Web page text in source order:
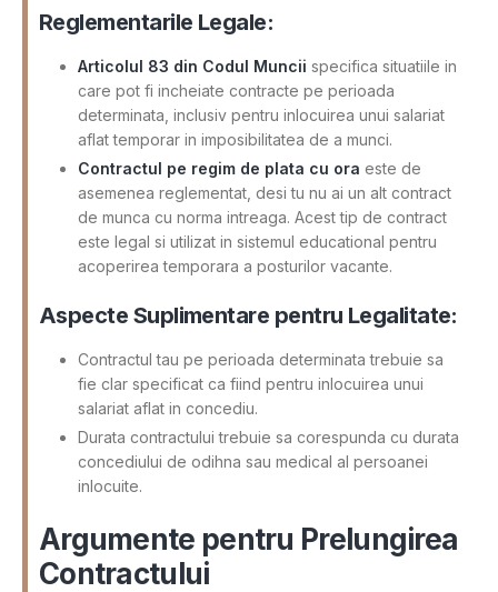
Reglementarile Legale:
Articolul 83 din Codul Muncii specifica situatiile in
care pot fi incheiate contracte pe perioada
determinata, inclusiv pentru inlocuirea unui salariat
aflat temporar in imposibilitatea de a munci.
Contractul pe regim de plata cu ora este de
asemenea reglementat, desi tu nu ai un alt contract
de munca cu norma intreaga. Acest tip de contract
este legal si utilizat in sistemul educational pentru
acoperirea temporara a posturilor vacante.
Aspecte Suplimentare pentru Legalitate:
Contractul tau pe perioada determinata trebuie sa
fie clar specificat ca fiind pentru inlocuirea unui
salariat aflat in concediu.
Durata contractului trebuie sa corespunda cu durata
concediului de odihna sau medical al persoanei
inlocuite.
Argumente pentru Prelungirea
Contractului